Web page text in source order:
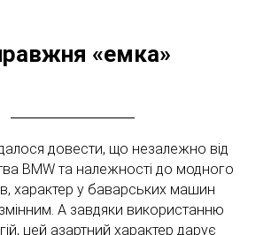
«емка»
довести, що незалежно від
BMW та належності до модного
характер у баварських машин
А завдяки використанню
цей азартний характер дарує